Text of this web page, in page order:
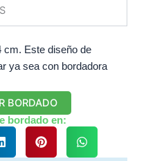
cm. Este diseño de
ya sea con bordadora
BORDADO
bordado en: